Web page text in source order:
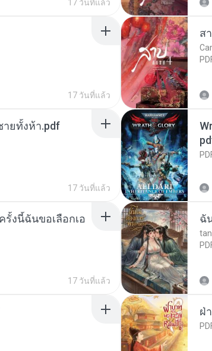
17 วันที่แล้ว
17 วันที่แล้ว
ส
ยทั้งห้า.pdf
17 วันที่แล้ว
รั้งนี้ฉันขอเลือกเอ
17 วันที่แล้ว
ฉั
ฝ่